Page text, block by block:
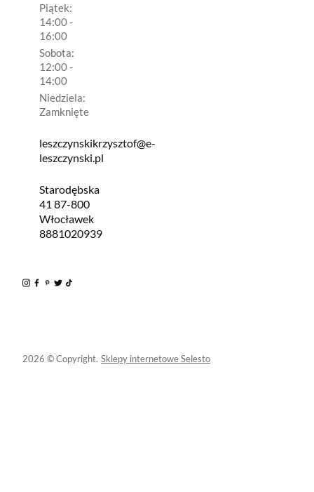
Piątek:
14:00 -
16:00
Sobota:
12:00 -
14:00
Niedziela:
Zamknięte
leszczynskikrzysztof@e-
leszczynski.pl
Starodębska
41 87-800
Włocławek
8881020939
2026 © Copyright. Sklepy internetowe Selesto